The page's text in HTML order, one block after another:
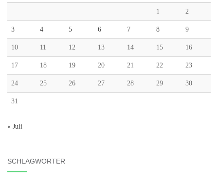
1 2
3 4 5 6 7 8 9
10 11 12 13 14 15 16
17 18 19 20 21 22 23
24 25 26 27 28 29 30
31
« Juli
SCHLAGWÖRTER